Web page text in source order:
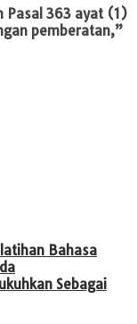
Pasal 363 ayat (1)
pemberatan,”
Bahasa
Sebagai